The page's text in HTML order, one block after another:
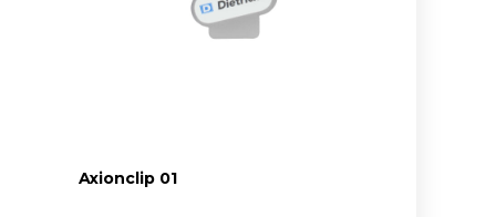
Axionclip 01